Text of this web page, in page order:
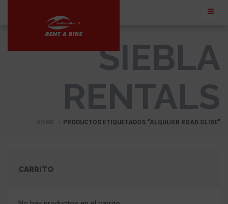
SIEBLA
RENTALS
HOME PRODUCTOS ETIQUETADOS “ALQULIER ROAD GLIDE”
CARRITO